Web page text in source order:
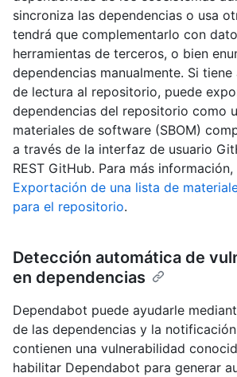
sincroniza las dependencias o usa
tendrá que complementarlo con
herramientas de terceros, o bien
dependencias manualmente. Si
de lectura al repositorio, puede
dependencias del repositorio como
materiales de software (SBOM)
a través de la interfaz de usuario
REST GitHub. Para más
Exportación de una lista de
para el repositorio.
Detección automática de
en dependencias
Dependabot puede ayudarle
de las dependencias y la
contienen una vulnerabilidad
habilitar Dependabot para generar